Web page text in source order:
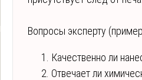
Вопросы эксперту
Качественно ли
Отвечает ли